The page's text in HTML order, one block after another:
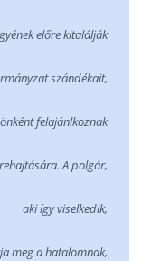
előre kitalálják
szándékait,
felajánlkoznak
A polgár,
aki így viselkedik,
meg a hatalomnak,